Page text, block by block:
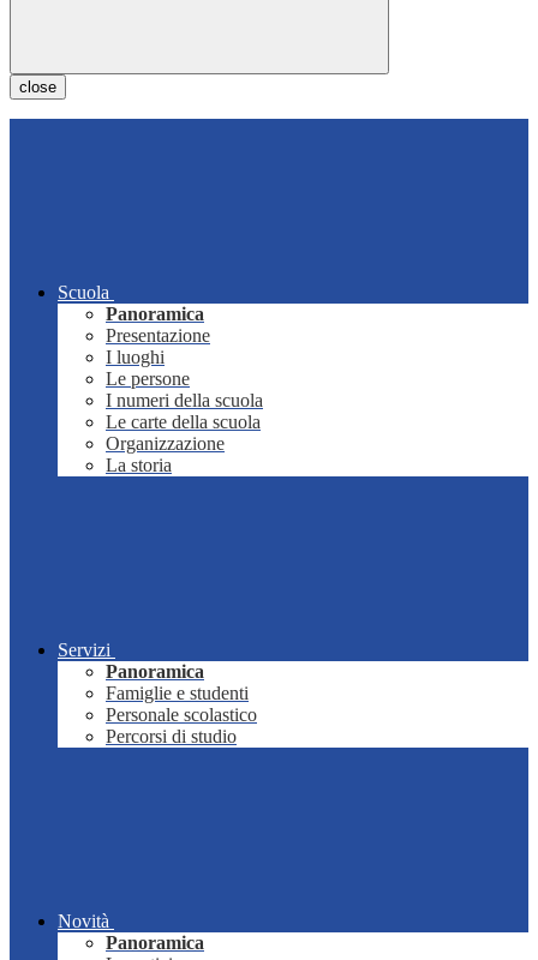
close
Scuola
Panoramica
Presentazione
I luoghi
Le persone
I numeri della scuola
Le carte della scuola
Organizzazione
La storia
Servizi
Panoramica
Famiglie e studenti
Personale scolastico
Percorsi di studio
Novità
Panoramica